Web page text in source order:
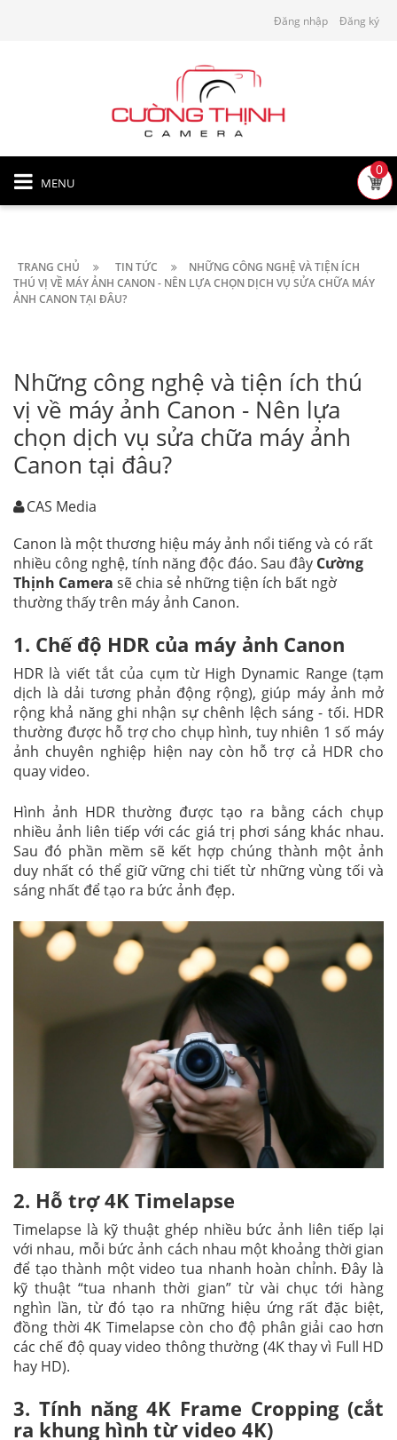
Đăng nhập Đăng ký
MENU
0
TRANG CHỦ TIN TỨC
NHỮNG CÔNG NGHỆ VÀ TIỆN ÍCH
THÚ VỊ VỀ MÁY ẢNH CANON - NÊN LỰA CHỌN DỊCH VỤ SỬA CHỮA MÁY
ẢNH CANON TẠI ĐÂU?
Những công nghệ và tiện ích thú
vị về máy ảnh Canon - Nên lựa
chọn dịch vụ sửa chữa máy ảnh
Canon tại đâu?
CAS Media
Canon là một thương hiệu máy ảnh nổi tiếng và có rất
nhiều công nghệ, tính năng độc đáo. Sau đây Cường
Thịnh Camera sẽ chia sẻ những tiện ích bất ngờ
thường thấy trên máy ảnh Canon.
1. Chế độ HDR của máy ảnh Canon
HDR là viết tắt của cụm từ High Dynamic Range (tạm
dịch là dải tương phản động rộng), giúp máy ảnh mở
rộng khả năng ghi nhận sự chênh lệch sáng - tối. HDR
thường được hỗ trợ cho chụp hình, tuy nhiên 1 số máy
ảnh chuyên nghiệp hiện nay còn hỗ trợ cả HDR cho
quay video.
Hình ảnh HDR thường được tạo ra bằng cách chụp
nhiều ảnh liên tiếp với các giá trị phơi sáng khác nhau.
Sau đó phần mềm sẽ kết hợp chúng thành một ảnh
duy nhất có thể giữ vững chi tiết từ những vùng tối và
sáng nhất để tạo ra bức ảnh đẹp.
2. Hỗ trợ 4K Timelapse
Timelapse là kỹ thuật ghép nhiều bức ảnh liên tiếp lại
với nhau, mỗi bức ảnh cách nhau một khoảng thời gian
để tạo thành một video tua nhanh hoàn chỉnh. Đây là
kỹ thuật “tua nhanh thời gian” từ vài chục tới hàng
nghìn lần, từ đó tạo ra những hiệu ứng rất đặc biệt,
đồng thời 4K Timelapse còn cho độ phân giải cao hơn
các chế độ quay video thông thường (4K thay vì Full HD
hay HD).
3. Tính năng 4K Frame Cropping (cắt
ra khung hình từ video 4K)